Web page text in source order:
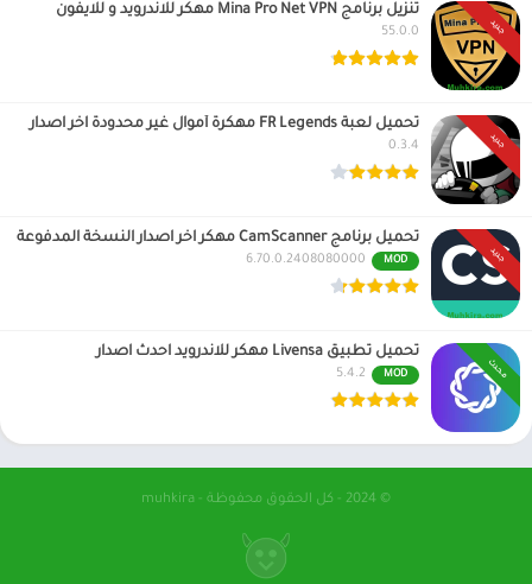
جديد
تنزيل برنامج Mina Pro Net VPN مهكر للاندرويد و للايفون
55.0.0
جديد
تحميل لعبة FR Legends مهكرة أموال غير محدودة اخر اصدار
0.3.4
جديد
تحميل برنامج CamScanner مهكر اخر اصدار النسخة المدفوعة
MOD
6.70.0.2408080000
محدث
تحميل تطبيق Livensa مهكر للاندرويد احدث اصدار
MOD
5.4.2
© 2024 - كل الحقوق محفوظة - muhkira